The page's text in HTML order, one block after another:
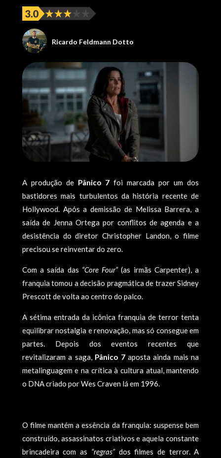
Ricardo Feldmann Dotto
A produção de Pânico 7foi marcada por um dos
bastidores mais turbulentos da história recente de
Hollywood. Após a demissão de Melissa Barrera, a
saída de Jenna Ortega por conflitos de agenda e a
desistência do diretor Christopher Landon, o filme
precisou se reinventar do zero.
Com a saída das “Core Four”(as irmãs Carpenter), a
franquia tomou a decisão pragmática de trazer Sidney
Prescott de volta ao centro do palco.
A sétima entrada da icônica franquia de terror tenta
equilibrar nostalgia e renovação, mas só consegue em
partes. Depois dos eventos recentes que
revitalizaram a saga, Pânico 7aposta ainda mais na
metalinguagem e na crítica à cultura atual, mantendo
o DNA criado por Wes Craven lá em 1996.
O filme mantém a essência da franquia: suspense bem
construído, assassinatos criativos e aquela constante
brincadeira com as “regras”dos filmes de terror. A